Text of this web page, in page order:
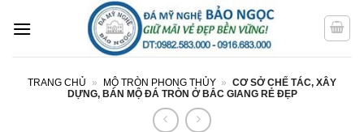
qua
TRANG CHỦ » MỘ TRÒN PHONG THỦY » CƠ SỞ CHẾ TÁC, XÂY
DỰNG, BÁN MỘ ĐÁ TRÒN Ở BẮC GIANG RẺ ĐẸP